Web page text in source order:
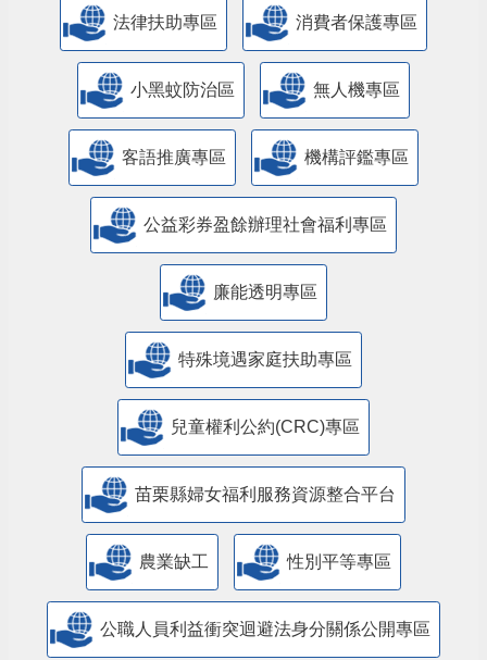
法律扶助專區 消費者保護專區
小黑蚊防治區 無人機專區
客語推廣專區 機構評鑑專區
公益彩券盈餘辦理社會福利專區
廉能透明專區
特殊境遇家庭扶助專區
兒童權利公約(CRC)專區
苗栗縣婦女福利服務資源整合平台
農業缺工 性別平等專區
公職人員利益衝突迴避法身分關係公開專區